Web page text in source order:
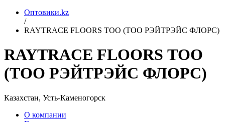
Оптовики.kz
/
RAYTRACE FLOORS ТОО (ТОО РЭЙТРЭЙС ФЛОРС)
RAYTRACE FLOORS ТОО
(ТОО РЭЙТРЭЙС ФЛОРС)
Казахстан, Усть-Каменогорск
О компании